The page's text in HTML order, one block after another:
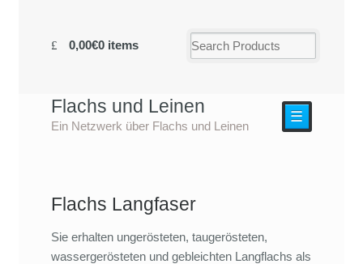
0,00€0 items
Flachs und Leinen
Ein Netzwerk über Flachs und Leinen
☰
Flachs Langfaser
Sie erhalten ungerösteten, taugerösteten,
wassergerösteten und gebleichten Langflachs als